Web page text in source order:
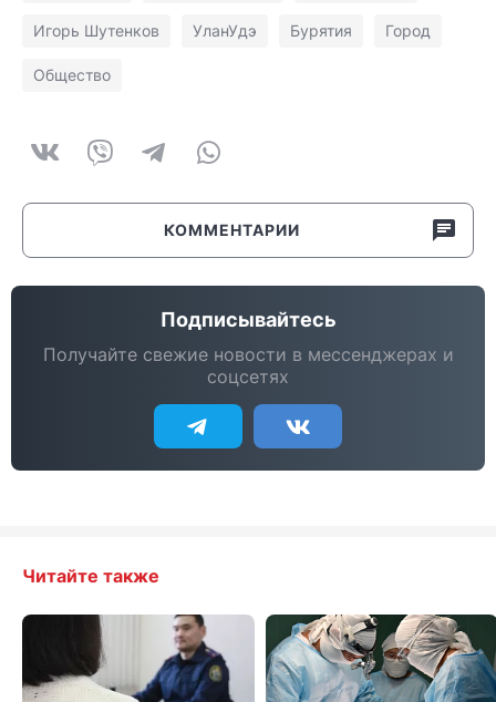
Игорь Шутенков УланУдэ Бурятия Город
Общество
КОММЕНТАРИИ
Подписывайтесь
Получайте свежие новости в мессенджерах и
соцсетях
Читайте также